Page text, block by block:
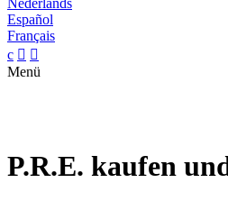
Nederlands
Español
Français
c  
Menü
P.R.E. kaufen